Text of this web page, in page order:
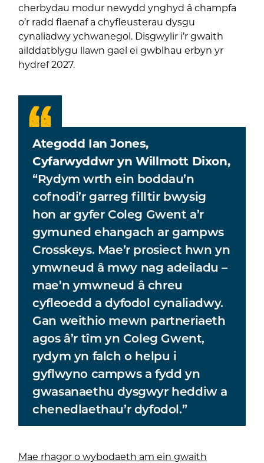
cherbydau modur newydd ynghyd â champfa
o’r radd flaenaf a chyfleusterau dysgu
cynaliadwy ychwanegol. Disgwylir i’r gwaith
ailddatblygu llawn gael ei gwblhau erbyn yr
hydref 2027.
Ategodd Ian Jones,
Cyfarwyddwr yn Willmott Dixon,
“Rydym wrth ein boddau’n
cofnodi’r garreg filltir bwysig
hon ar gyfer Coleg Gwent a’r
gymuned ehangach ar gampws
Crosskeys. Mae’r prosiect hwn yn
ymwneud â mwy nag adeiladu –
mae’n ymwneud â chreu
cyfleoedd a dyfodol cynaliadwy.
Gan weithio mewn partneriaeth
agos â’r tîm yn Coleg Gwent,
rydym yn falch o helpu i
gyflwyno campws a fydd yn
gwasanaethu dysgwyr heddiw a
chenedlaethau’r dyfodol.”
Mae rhagor o wybodaeth am ein gwaith